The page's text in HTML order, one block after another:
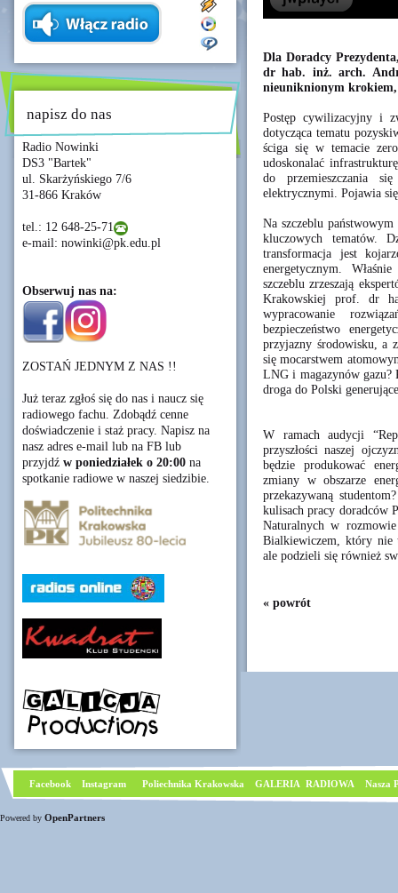
napisz do nas
Radio Nowinki
DS3 "Bartek"
ul. Skarżyńskiego 7/6
31-866 Kraków
tel.: 12 648-25-71
e-mail: nowinki@pk.edu.pl
Obserwuj nas na:
ZOSTAŃ JEDNYM Z NAS !!
Już teraz zgłoś się do nas i naucz się
radiowego fachu. Zdobądź cenne
doświadczenie i staż pracy. Napisz na
nasz adres e-mail lub na FB lub
przyjdź w poniedziałek o 20:00 na
spotkanie radiowe w naszej siedzibie.
Dla Doradcy
dr hab. inż. arch.
nieuniknionym krokiem,
Postęp cywilizacyjny i
dotycząca tematu
ściga się w temacie
udoskonalać
do przemieszczania
elektrycznymi. Pojawia
Na szczeblu
kluczowych tematów.
transformacja jest
energetycznym.
szczeblu zrzeszają
Krakowskiej prof. dr
wypracowanie
bezpieczeństwo
przyjazny środowisku, a
się mocarstwem
LNG i magazynów gazu?
droga do Polski
W ramach audycji
przyszłości naszej
będzie produkować
zmiany w obszarze
przekazywaną
kulisach pracy doradców
Naturalnych w
Bialkiewiczem, który nie
ale podzieli się również
« powrót
Facebook Instagram Poliechnika Krakowska GALERIA RADIOWA Nasza
Powered by OpenPartners